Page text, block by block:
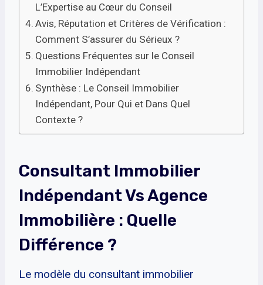
L’Expertise au Cœur du Conseil
Avis, Réputation et Critères de Vérification :
Comment S’assurer du Sérieux ?
Questions Fréquentes sur le Conseil
Immobilier Indépendant
Synthèse : Le Conseil Immobilier
Indépendant, Pour Qui et Dans Quel
Contexte ?
Consultant Immobilier
Indépendant Vs Agence
Immobilière : Quelle
Différence ?
Le modèle du consultant immobilier